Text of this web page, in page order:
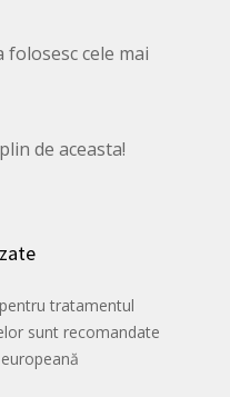
cele mai
de aceasta!
tratamentul
sunt recomandate